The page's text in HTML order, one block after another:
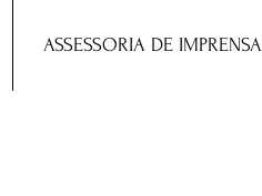
ASSESSORIA DE IMPRENSA